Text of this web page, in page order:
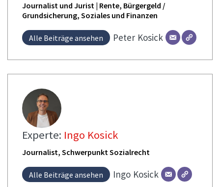
Journalist und Jurist | Rente, Bürgergeld /
Grundsicherung, Soziales und Finanzen
Alle Beiträge ansehen Peter Kosick
Experte: Ingo Kosick
Journalist, Schwerpunkt Sozialrecht
Alle Beiträge ansehen Ingo Kosick